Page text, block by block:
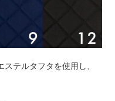
テルタフタを使用し、